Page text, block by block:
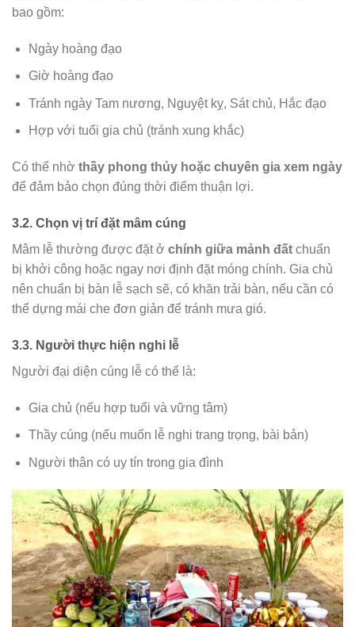
bao gồm:
Ngày hoàng đạo
Giờ hoàng đạo
Tránh ngày Tam nương, Nguyệt kỵ, Sát chủ, Hắc đạo
Hợp với tuổi gia chủ (tránh xung khắc)
Có thể nhờ thầy phong thủy hoặc chuyên gia xem ngày
để đảm bảo chọn đúng thời điểm thuận lợi.
3.2. Chọn vị trí đặt mâm cúng
Mâm lễ thường được đặt ở chính giữa mảnh đất chuẩn
bị khởi công hoặc ngay nơi định đặt móng chính. Gia chủ
nên chuẩn bị bàn lễ sạch sẽ, có khăn trải bàn, nếu cần có
thể dựng mái che đơn giản để tránh mưa gió.
3.3. Người thực hiện nghi lễ
Người đại diện cúng lễ có thể là:
Gia chủ (nếu hợp tuổi và vững tâm)
Thầy cúng (nếu muốn lễ nghi trang trọng, bài bản)
Người thân có uy tín trong gia đình